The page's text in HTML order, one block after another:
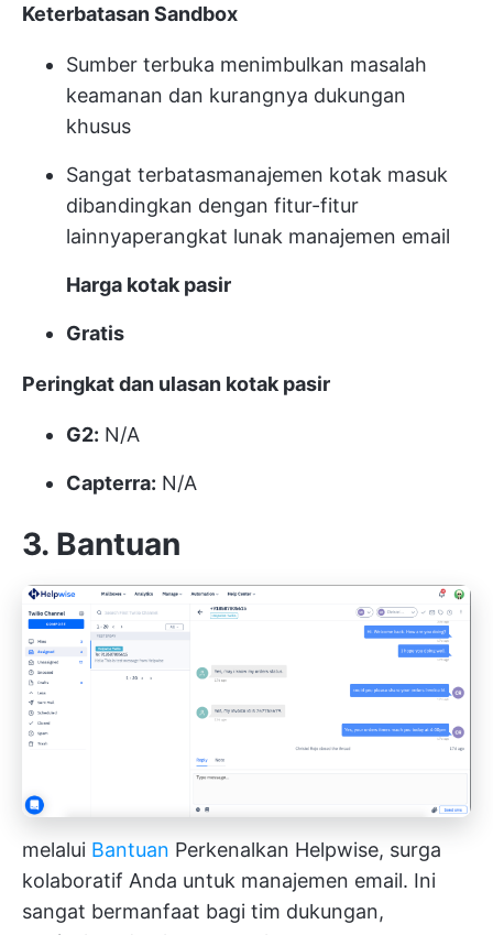
Keterbatasan Sandbox
Sumber terbuka menimbulkan masalah
keamanan dan kurangnya dukungan
khusus
Sangat terbatasmanajemen kotak masuk
dibandingkan dengan fitur-fitur
lainnyaperangkat lunak manajemen email
Harga kotak pasir
Gratis
Peringkat dan ulasan kotak pasir
G2: N/A
Capterra: N/A
3. Bantuan
melalui Bantuan Perkenalkan Helpwise, surga
kolaboratif Anda untuk manajemen email. Ini
sangat bermanfaat bagi tim dukungan,